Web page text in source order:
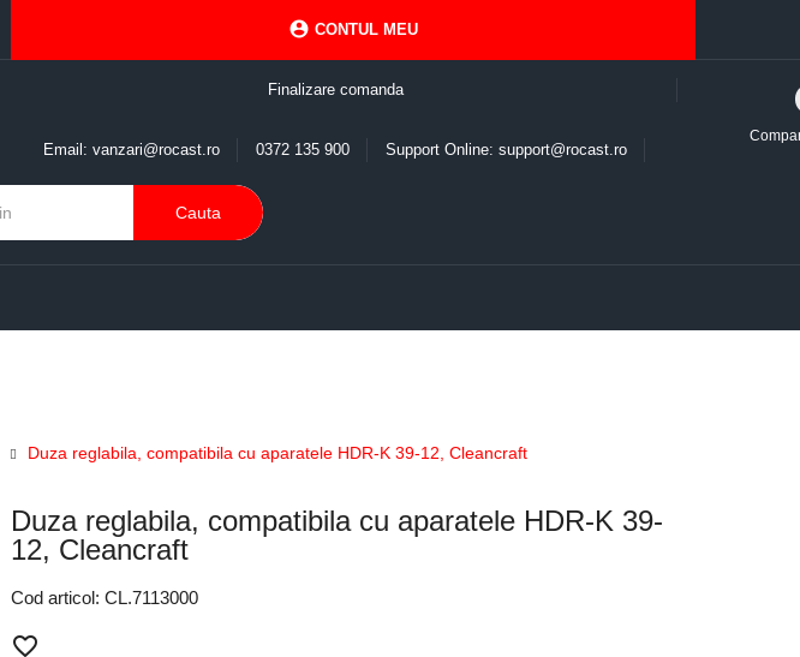
 CONTUL MEU
Finalizare comanda
Support Online: support@rocast.ro
0372 135 900
Email: vanzari@rocast.ro
Cauta
Duza reglabila, compatibila cu aparatele HDR-K 39-12, Cleancraft
Duza reglabila, compatibila cu aparatele HDR-K 39-
12, Cleancraft
Cod articol: CL.7113000
favorite_border